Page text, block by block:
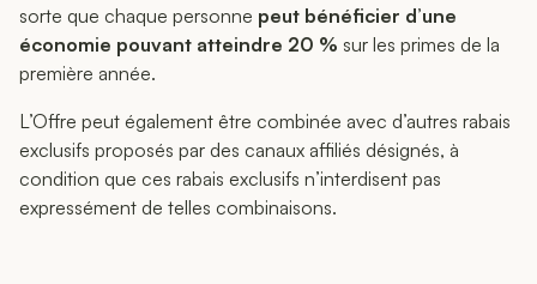
sorte que chaque personne peut bénéficier d’une
économie pouvant atteindre 20 % sur les primes de la
première année.
L’Offre peut également être combinée avec d’autres rabais
exclusifs proposés par des canaux affiliés désignés, à
condition que ces rabais exclusifs n’interdisent pas
expressément de telles combinaisons.